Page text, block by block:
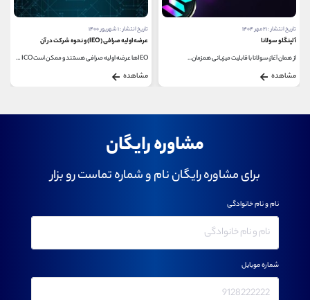
تاریخ انتشار : ۲۱ مهر ۱۴۰۴
آلپنگلو سولانا
از همان آغاز، سولانا با قابلیت میزبانی همزمان...
مشاهده
تاریخ انتشار : ۱ شهریور ۱۴۰۰
عرضه اولیه صرافی (IEO) و نحوه شرکت در آن
IEOها عرضه اولیه صرافی هستند و ممکن است ICO های جدید...
مشاهده
مشاوره رایگان
برای مشاوره رایگان نام و شماره تماست رو بزار
نام و نام خانوادگی
شماره موبایل